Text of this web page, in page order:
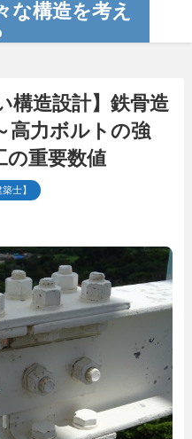
な構造を考え
構造設計】鉄骨造
高力ボルトの強
の重要数値
築士】